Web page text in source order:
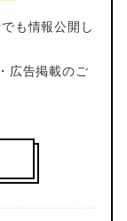
も情報公開し
広告掲載のご